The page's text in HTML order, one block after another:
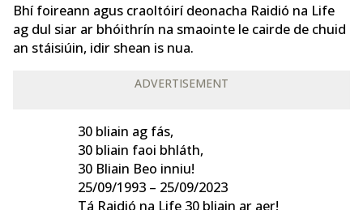
Bhí foireann agus craoltóirí deonacha Raidió na Life
ag dul siar ar bhóithrín na smaointe le cairde de chuid
an stáisiúin, idir shean is nua.
ADVERTISEMENT
30 bliain ag fás,
30 bliain faoi bhláth,
30 Bliain Beo inniu!
25/09/1993 – 25/09/2023
Tá Raidió na Life 30 bliain ar aer!